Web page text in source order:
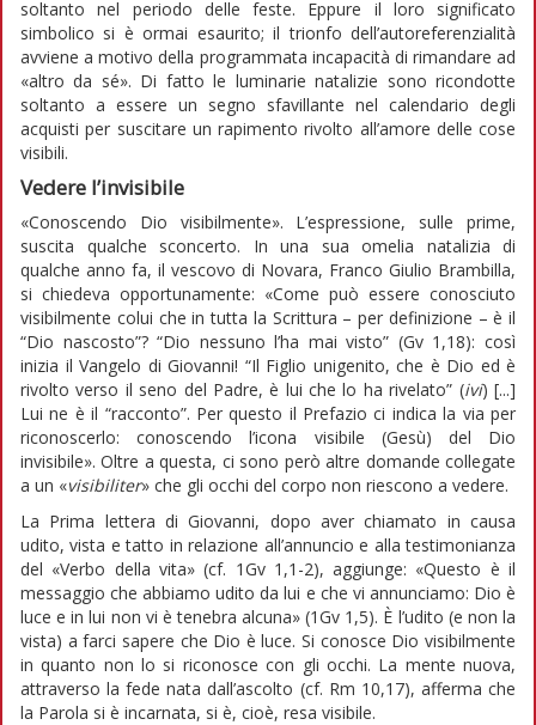
soltanto nel periodo delle feste. Eppure il loro significato
simbolico si è ormai esaurito; il trionfo dell’autoreferenzialità
avviene a motivo della programmata incapacità di rimandare ad
«altro da sé». Di fatto le luminarie natalizie sono ricondotte
soltanto a essere un segno sfavillante nel calendario degli
acquisti per suscitare un rapimento rivolto all’amore delle cose
visibili.
Vedere l’invisibile
«Conoscendo Dio visibilmente». L’espressione, sulle prime,
suscita qualche sconcerto. In una sua omelia natalizia di
qualche anno fa, il vescovo di Novara, Franco Giulio Brambilla,
si chiedeva opportunamente: «Come può essere conosciuto
visibilmente colui che in tutta la Scrittura – per definizione – è il
“Dio nascosto”? “Dio nessuno l’ha mai visto” (Gv 1,18): così
inizia il Vangelo di Giovanni! “Il Figlio unigenito, che è Dio ed è
rivolto verso il seno del Padre, è lui che lo ha rivelato” (ivi) [...]
Lui ne è il “racconto”. Per questo il Prefazio ci indica la via per
riconoscerlo: conoscendo l’icona visibile (Gesù) del Dio
invisibile». Oltre a questa, ci sono però altre domande collegate
a un «visibiliter» che gli occhi del corpo non riescono a vedere.
La Prima lettera di Giovanni, dopo aver chiamato in causa
udito, vista e tatto in relazione all’annuncio e alla testimonianza
del «Verbo della vita» (cf. 1Gv 1,1-2), aggiunge: «Questo è il
messaggio che abbiamo udito da lui e che vi annunciamo: Dio è
luce e in lui non vi è tenebra alcuna» (1Gv 1,5). È l’udito (e non la
vista) a farci sapere che Dio è luce. Si conosce Dio visibilmente
in quanto non lo si riconosce con gli occhi. La mente nuova,
attraverso la fede nata dall’ascolto (cf. Rm 10,17), afferma che
la Parola si è incarnata, si è, cioè, resa visibile.